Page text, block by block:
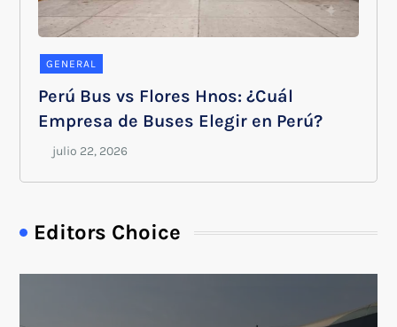
GENERAL
Perú Bus vs Flores Hnos: ¿Cuál
Empresa de Buses Elegir en Perú?
Editors Choice